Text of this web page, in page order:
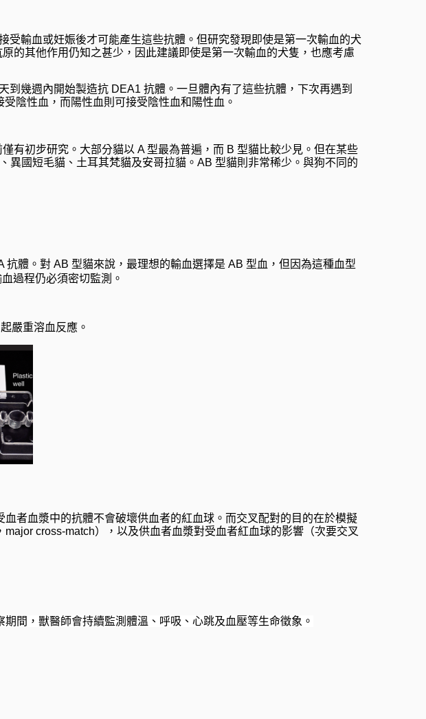
輸血或妊娠後才可能產生這些抗體。但研究發現即使是第一次輸血的犬
的其他作用仍知之甚少，因此建議即使是第一次輸血的犬隻，也應考慮
幾週內開始製造抗 DEA1 抗體。一旦體內有了這些抗體，下次再遇到
陰性血，而陽性血則可接受陰性血和陽性血。
有初步研究。大部分貓以 A 型最為普遍，而 B 型貓比較少見。但在某些
異國短毛貓、土耳其梵貓及安哥拉貓。AB 型貓則非常稀少。與狗不同的
體。對 AB 型貓來說，最理想的輸血選擇是 AB 型血，但因為這種血型
過程仍必須密切監測。
嚴重溶血反應。
者血漿中的抗體不會破壞供血者的紅血球。而交叉配對的目的在於模擬
cross-match），以及供血者血漿對受血者紅血球的影響（次要交叉
間，獸醫師會持續監測體溫、呼吸、心跳及血壓等生命徵象。